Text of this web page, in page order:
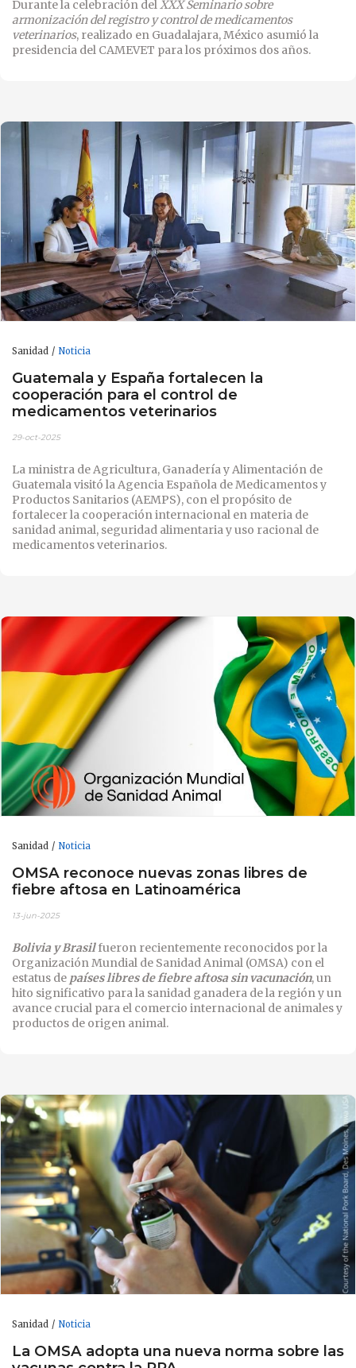
Durante la celebración delXXX Seminario sobre
armonización del registro y control de medicamentos
veterinarios, realizado en Guadalajara, México asumió la
presidencia del CAMEVET para los próximos dos años.
Sanidad Noticia
Guatemala y España fortalecen la
cooperación para el control de
medicamentos veterinarios
29-oct-2025
La ministra de Agricultura, Ganadería y Alimentación de
Guatemala visitó la Agencia Española de Medicamentos y
Productos Sanitarios (AEMPS), con el propósito de
fortalecer la cooperación internacional en materia de
sanidad animal, seguridad alimentaria y uso racional de
medicamentos veterinarios.
Sanidad Noticia
OMSA reconoce nuevas zonas libres de
fiebre aftosa en Latinoamérica
13-jun-2025
Bolivia y Brasilfueron recientemente reconocidos por la
Organización Mundial de Sanidad Animal (OMSA) con el
estatus de países libres de fiebre aftosa sin vacunación, un
hito significativo para la sanidad ganadera de la región y un
avance crucial para el comercio internacional de animales y
productos de origen animal.
Sanidad Noticia
La OMSA adopta una nueva norma sobre las